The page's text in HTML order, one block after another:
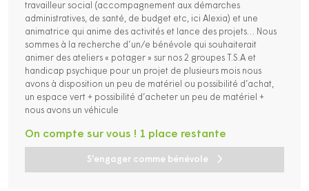
travailleur social (accompagnement aux démarches
administratives, de santé, de budget etc, ici Alexia) et une
animatrice qui anime des activités et lance des projets… Nous
sommes à la recherche d’un/e bénévole qui souhaiterait
animer des ateliers « potager » sur nos 2 groupes T.S.A et
handicap psychique pour un projet de plusieurs mois nous
avons à disposition un peu de matériel ou possibilité d’achat,
un espace vert + possibilité d’acheter un peu de matériel +
nous avons un véhicule
S'engager comme bénévole
On compte sur vous ! 1 place restante